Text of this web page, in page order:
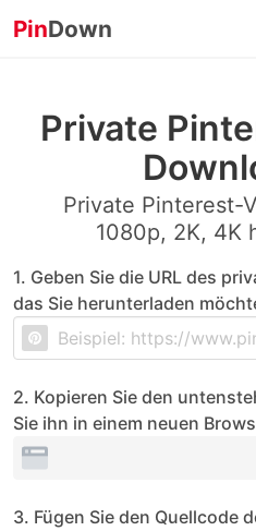
PinDown
Private
Private Pinterest-
1080p, 2K, 4K
1. Geben Sie die URL des
das Sie herunterladen
2. Kopieren Sie den
Sie ihn in einem neuen
3. Fügen Sie den Quellcode